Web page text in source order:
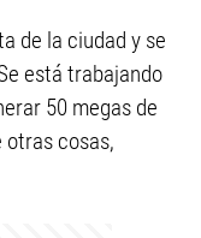
de la ciudad y se
está trabajando
50 megas de
cosas,